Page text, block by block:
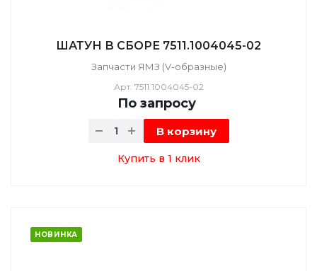
ШАТУН В СБОРЕ 7511.1004045-02
Запчасти ЯМЗ (V-образные)
Арт. 7511.1004045-02
По запросу
В корзину
Купить в 1 клик
НОВИНКА